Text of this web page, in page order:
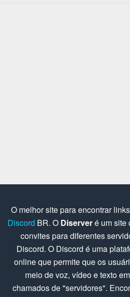
O melhor site para encontrar
Discord BR. O Diserveré um site
convites para diferentes
Discord. O Discord é uma
online que permite que os
meio de voz, vídeo e texto
chamados de "servidores".